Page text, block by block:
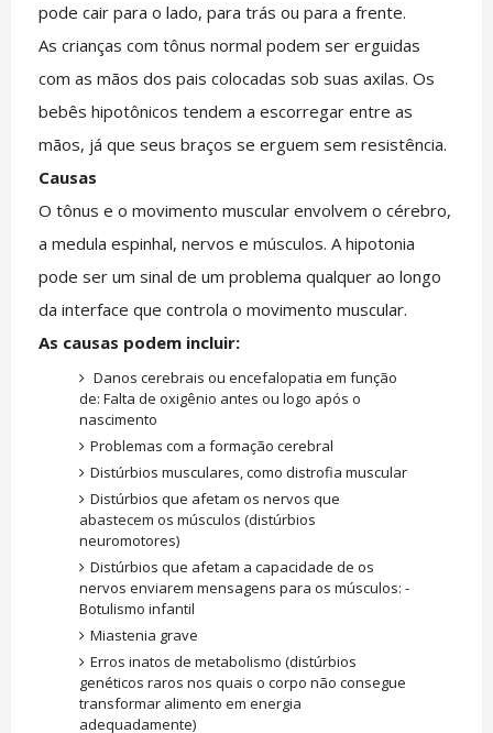
pode cair para o lado, para trás ou para a frente.
As crianças com tônus normal podem ser erguidas
com as mãos dos pais colocadas sob suas axilas. Os
bebês hipotônicos tendem a escorregar entre as
mãos, já que seus braços se erguem sem resistência.
Causas
O tônus e o movimento muscular envolvem o cérebro,
a medula espinhal, nervos e músculos. A hipotonia
pode ser um sinal de um problema qualquer ao longo
da interface que controla o movimento muscular.
As causas podem incluir:
Danos cerebrais ou encefalopatia em função
de: Falta de oxigênio antes ou logo após o
nascimento
Problemas com a formação cerebral
Distúrbios musculares, como distrofia muscular
Distúrbios que afetam os nervos que
abastecem os músculos (distúrbios
neuromotores)
Distúrbios que afetam a capacidade de os
nervos enviarem mensagens para os músculos: -
Botulismo infantil
Miastenia grave
Erros inatos de metabolismo (distúrbios
genéticos raros nos quais o corpo não consegue
transformar alimento em energia
adequadamente)